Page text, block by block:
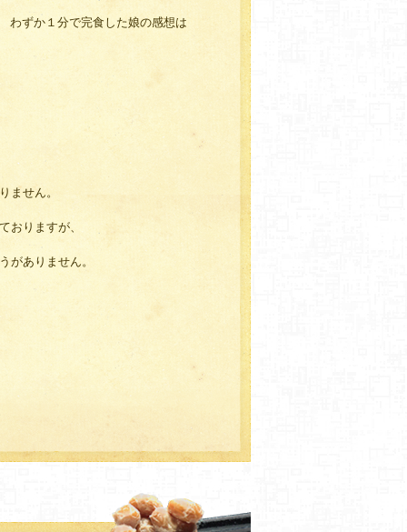
わずか１分で完食した娘の感想は
ません。
おりますが、
がありません。